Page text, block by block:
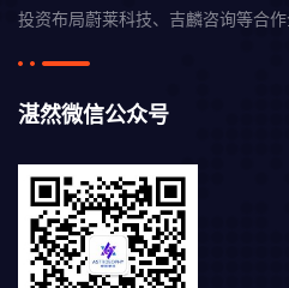
投资布局蔚莱科技、吉麟咨询等合作
湛然微信公众号